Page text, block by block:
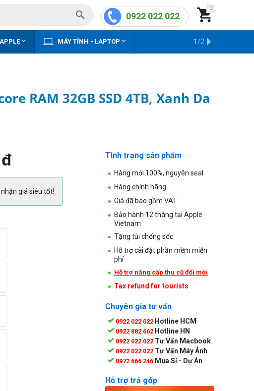
0

0922 022 022

APPLE MÁY TÍNH - LAPTOP  KHO HÀNG CŨ
1/2
RAM 32GB SSD 4TB, Xanh Da
đ
nhận giá siêu tốt!
Tình trạng sản phẩm
Hàng mới 100%, nguyên seal
Hàng chính hãng
Giá đã bao gồm VAT
Bảo hành 12 tháng tại Apple
Vietnam
Tặng túi chống sốc
Hỗ trợ cài đặt phần mềm miễn
phí
Hỗ trợ nâng cấp thu cũ đổi mới
Tax refund for tourists
Chuyên gia tư vấn
0922 022 022 Hotline HCM
0922 882 662 Hotline HN
0922 022 022 Tư Vấn Macbook
0922 022 022 Tư Vấn Máy Ảnh
0972 666 246 Mua Sỉ - Dự Án
Hỗ trợ trả góp